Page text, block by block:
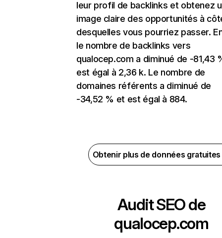
leur profil de backlinks et obtenez
image claire des opportunités à
desquelles vous pourriez passer.
le nombre de backlinks vers
qualocep.com a diminué de -81,43
est égal à 2,36 k. Le nombre de
domaines référents a diminué de
-34,52 % et est égal à 884.
Obtenir plus de données
Audit SEO de
qualocep.com